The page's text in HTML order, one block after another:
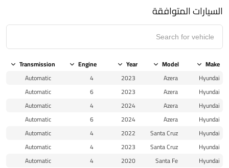
السيارات المتوافقة
Make
Model
Year
Engine
Transmission
Hyundai
Azera
2023
4
Automatic
Hyundai
Azera
2023
6
Automatic
Hyundai
Azera
2024
4
Automatic
Hyundai
Azera
2024
6
Automatic
Hyundai
Santa Cruz
2022
4
Automatic
Hyundai
Santa Cruz
2023
4
Automatic
Hyundai
Santa Fe
2020
4
Automatic